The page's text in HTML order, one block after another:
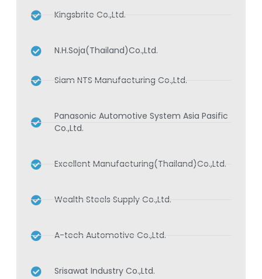
Kingsbrite Co.,Ltd.
N.H.Soja(Thailand)Co.,Ltd.
Siam NTS Manufacturing Co.,Ltd.
Panasonic Automotive System Asia Pasific
Co.,Ltd.
Excellent Manufacturing(Thailand)Co.,Ltd.
Wealth Steels Supply Co.,Ltd.
A-tech Automotive Co.,Ltd.
Srisawat Industry Co.,Ltd.